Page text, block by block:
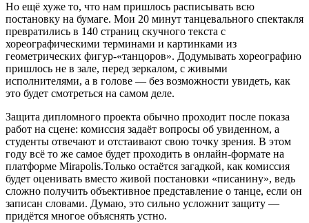
Но ещё хуже то, что нам пришлось расписывать всю
постановку на бумаге. Мои 20 минут танцевального спектакля
превратились в 140 страниц скучного текста с
хореографическими терминами и картинками из
геометрических фигур-«танцоров». Додумывать хореографию
пришлось не в зале, перед зеркалом, с живыми
исполнителями, а в голове — без возможности увидеть, как
это будет смотреться на самом деле.
Защита дипломного проекта обычно проходит после показа
работ на сцене: комиссия задаёт вопросы об увиденном, а
студенты отвечают и отстаивают свою точку зрения. В этом
году всё то же самое будет проходить в онлайн-формате на
платформе Mirapolis.Только остаётся загадкой, как комиссия
будет оценивать вместо живой постановки «писанину», ведь
сложно получить объективное представление о танце, если он
записан словами. Думаю, это сильно усложнит защиту —
придётся многое объяснять устно.